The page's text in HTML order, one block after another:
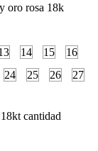
oro rosa 18k
14 15
16
24 25 26
27
cantidad